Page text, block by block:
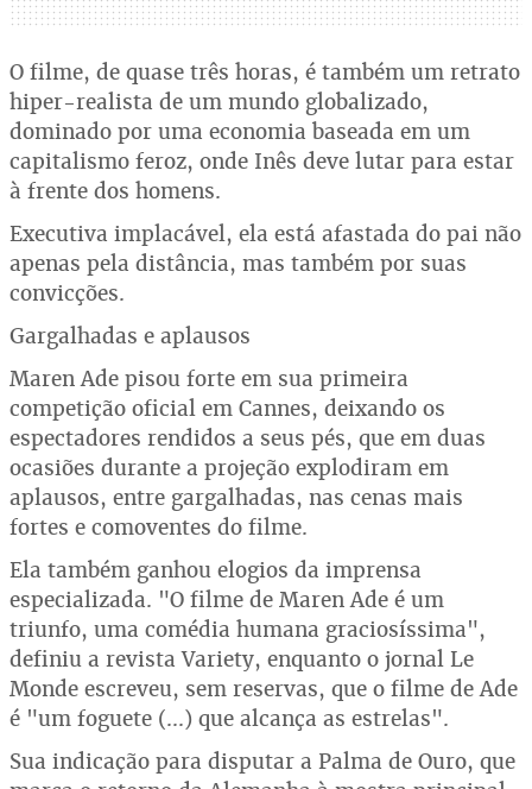
O filme, de quase três horas, é também um retrato
hiper-realista de um mundo globalizado,
dominado por uma economia baseada em um
capitalismo feroz, onde Inês deve lutar para estar
à frente dos homens.
Executiva implacável, ela está afastada do pai não
apenas pela distância, mas também por suas
convicções.
Gargalhadas e aplausos
Maren Ade pisou forte em sua primeira
competição oficial em Cannes, deixando os
espectadores rendidos a seus pés, que em duas
ocasiões durante a projeção explodiram em
aplausos, entre gargalhadas, nas cenas mais
fortes e comoventes do filme.
Ela também ganhou elogios da imprensa
especializada. "O filme de Maren Ade é um
triunfo, uma comédia humana graciosíssima",
definiu a revista Variety, enquanto o jornal Le
Monde escreveu, sem reservas, que o filme de Ade
é "um foguete (...) que alcança as estrelas".
Sua indicação para disputar a Palma de Ouro, que